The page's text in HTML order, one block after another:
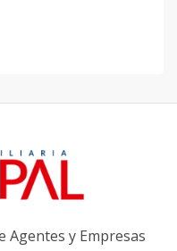
Agentes y Empresas